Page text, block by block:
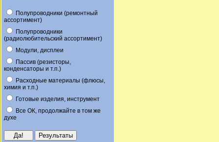
Полупроводники (ремонтный
ассортимент)
Полупроводники
(радиолюбительский ассортимент)
Модули, дисплеи
Пассив (резисторы,
конденсаторы и т.п.)
Расходные материалы (флюсы,
химия и т.п.)
Готовые изделия, инструмент
Все ОК, продолжайте в том же
духе